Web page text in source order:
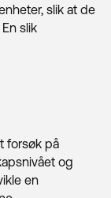
slik at de
slik
forsøk på
og
en